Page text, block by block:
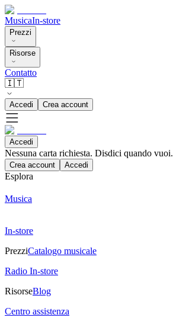
MusicaIn-store
Prezzi
Risorse
Contatto
🇮🇹
Accedi Crea account
Accedi
Nessuna carta richiesta. Disdici quando vuoi.
Crea account Accedi
Esplora
Musica
In-store
PrezziCatalogo musicale
Radio In-store
RisorseBlog
Centro assistenza